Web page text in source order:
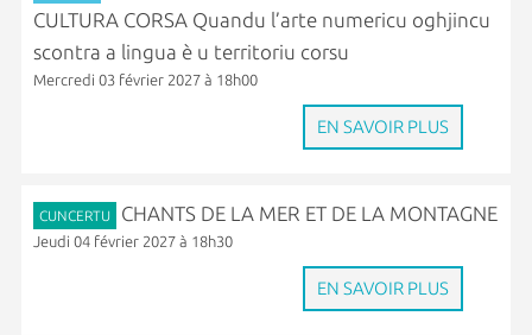
CULTURA CORSA Quandu l’arte numericu oghjincu
scontra a lingua è u territoriu corsu
Mercredi 03 février 2027 à 18h00
EN SAVOIR PLUS
CUNCERTU CHANTS DE LA MER ET DE LA MONTAGNE
Jeudi 04 février 2027 à 18h30
EN SAVOIR PLUS